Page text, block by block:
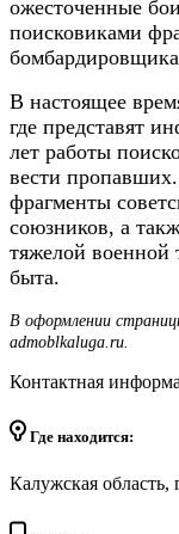
ожесточенные
поисковиками
В настоящее
где представят
лет работы
вести
фрагменты
союзников, а
тяжелой военной
быта.
В оформлении
admoblkaluga.ru.
Контактная
Где находится:
Калужская область,